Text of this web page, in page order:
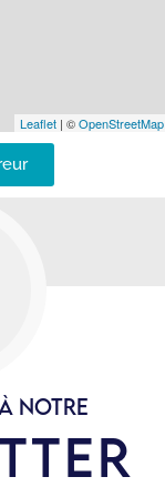
Leaflet | ©OpenStreetMap
NOTRE